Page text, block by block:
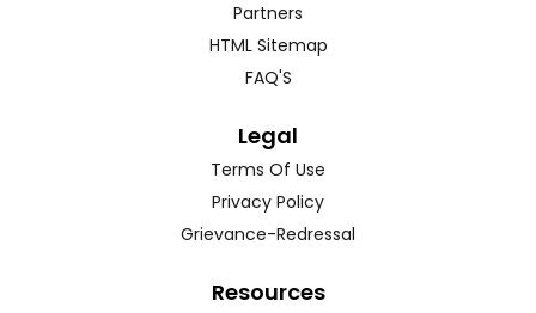
Partners
HTML Sitemap
FAQ'S
Legal
Terms Of Use
Privacy Policy
Grievance-Redressal
Resources